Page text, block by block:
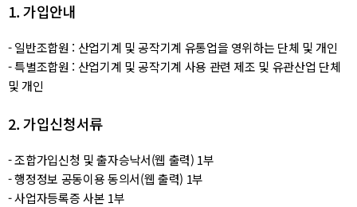
1. 가입안내
- 일반조합원 : 산업기계 및 공작기계 유통업을 영위하는 단체 및 개인
- 특별조합원 : 산업기계 및 공작기계 사용 관련 제조 및 유관산업 단체
및 개인
2. 가입신청서류
- 조합가입신청 및 출자승낙서(웹 출력) 1부
- 행정정보 공동이용 동의서(웹 출력) 1부
- 사업자등록증 사본 1부